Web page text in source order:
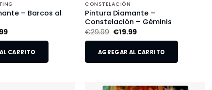
– Barcos al
CARRITO
CONSTELACIÓN
Pintura Diamante –
Constelación – Géminis
€29.99 €19.99
AGREGAR AL CARRITO